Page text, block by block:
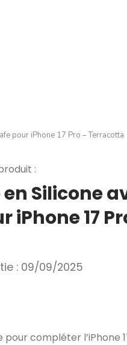
pour iPhone 17 Pro – Terracotta
:
Silicone
iPhone 17
: 09/09/2025
compléter l’iPhone